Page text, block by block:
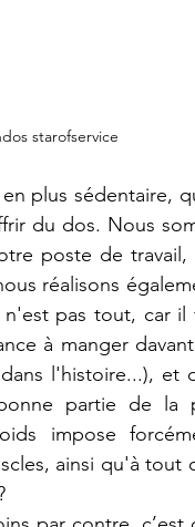
starofservice
plus sédentaire,
du dos. Nous
poste de
réalisons
n'est pas tout, car
à manger
l'histoire...), et
partie de la
impose
ainsi qu'à tout